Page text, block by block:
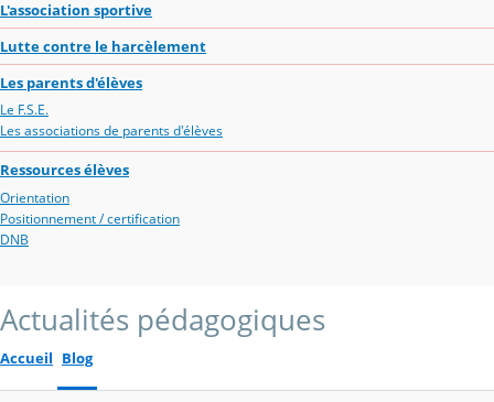
L'association sportive
Lutte contre le harcèlement
Les parents d'élèves
Le F.S.E.
Les associations de parents d'élèves
Ressources élèves
Orientation
Positionnement / certification
DNB
Actualités pédagogiques
Accueil Blog